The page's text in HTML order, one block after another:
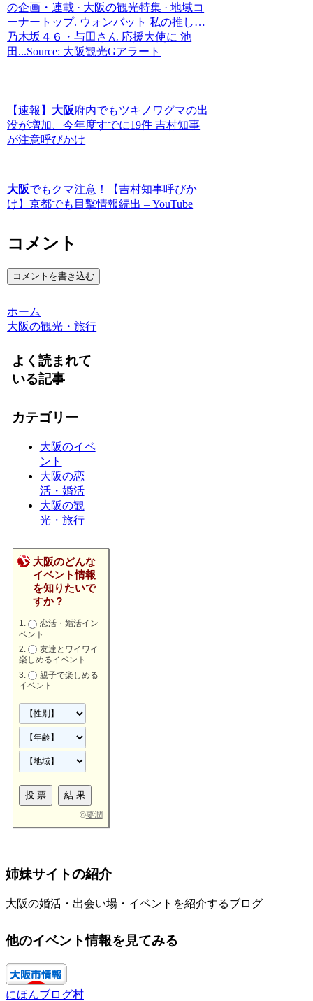
の企画・連載 · 大阪の観光特集 · 地域コ
ーナートップ. ウォンバット 私の推し…
乃木坂４６・与田さん 応援大使に 池
田...Source: 大阪観光Gアラート
【速報】 大阪府内でもツキノワグマの出
没が増加、今年度すでに19件 吉村知事
が注意呼びかけ
大阪でもクマ注意！【吉村知事呼びか
け】京都でも目撃情報続出 – YouTube
コメント
コメントを書き込む
ホーム
大阪の観光・旅行
よく読まれて
いる記事
カテゴリー
大阪のイベ
ント
大阪の恋
活・婚活
大阪の観
光・旅行
大阪のどんな
イベント情報
を知りたいで
すか？
恋活・婚活イン
ベント
友達とワイワイ
楽しめるイベント
親子で楽しめる
イベント
©要潤
姉妹サイトの紹介
大阪の婚活・出会い場・イベントを紹介するブログ
他のイベント情報を見てみる
にほんブログ村